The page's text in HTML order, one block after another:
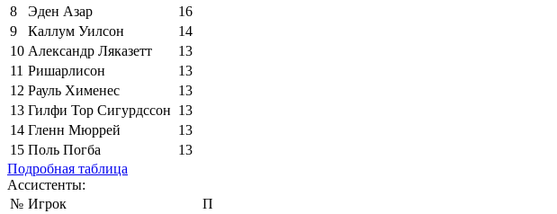
8
Эден Азар
16
9
Каллум Уилсон
14
10 Александр Ляказетт
13
11 Ришарлисон
13
12 Рауль Хименес
13
13 Гилфи Тор Сигурдссон 13
14 Гленн Мюррей
13
15 Поль Погба
13
Подробная таблица
Ассистенты:
№ Игрок
П